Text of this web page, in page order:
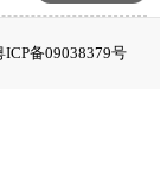
ICP备09038379号